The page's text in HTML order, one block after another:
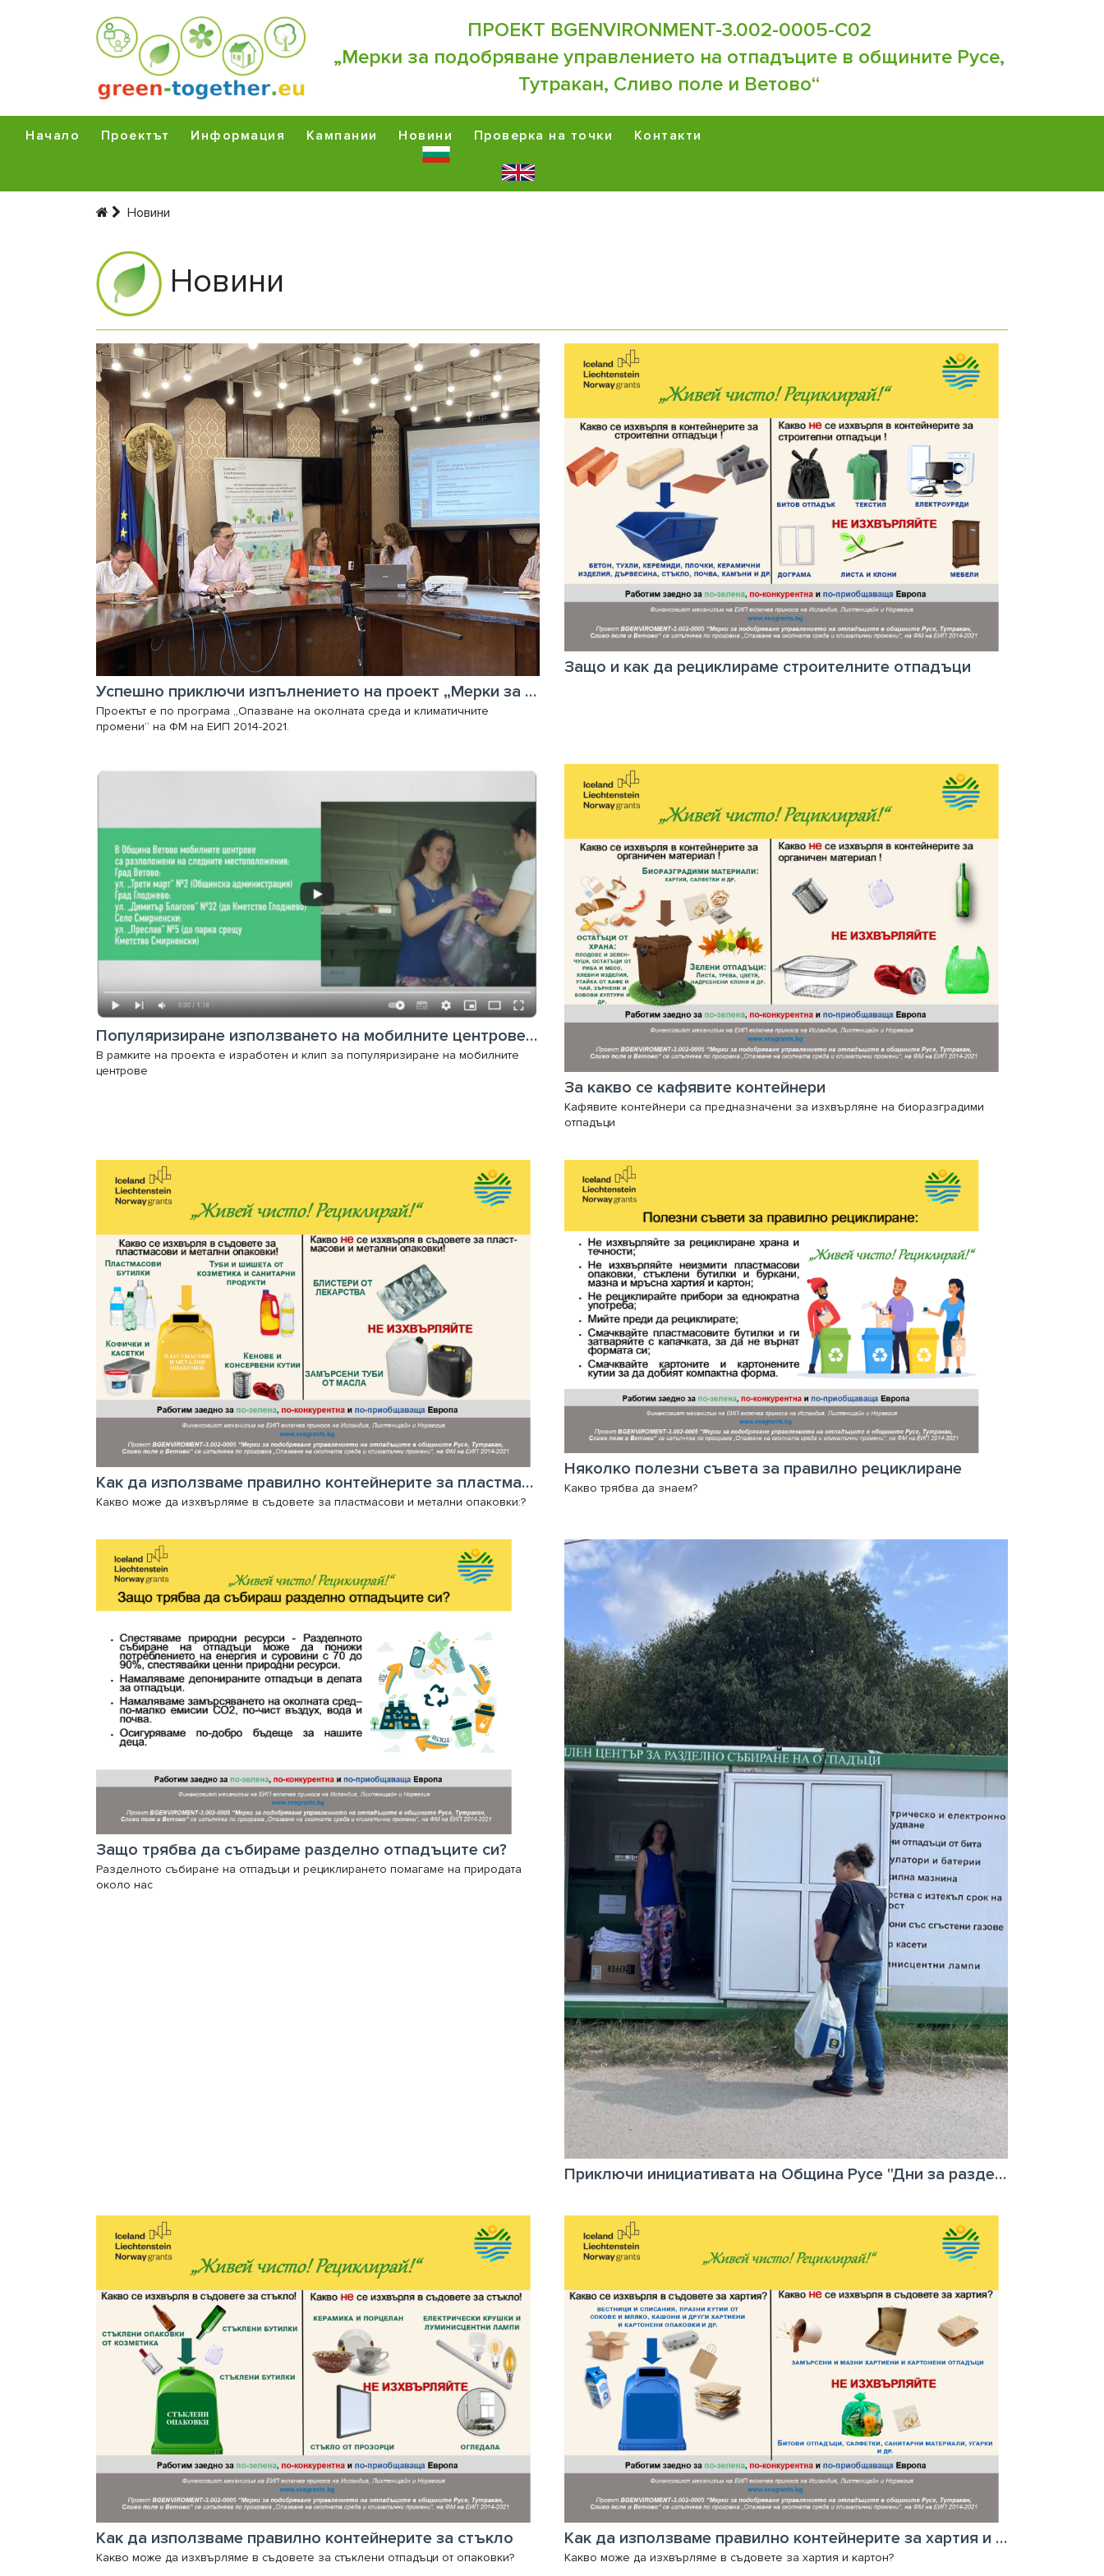
ПРОЕКТ BGENVIRONMENT-3.002-0005-C02
„Мерки за подобряване управлението на отпадъците в общините Русе,
Тутракан, Сливо поле и Ветово“
Начало Проектът Информация Кампании Новини Проверка на точки Контакти
Новини
Новини
Успешно приключи изпълнението на проект „Мерки за подобряване управлението на отпадъците в общините Русе, Тутракан, Сливо поле и Ветово“
Проектът е по програма „Опазване на околната среда и климатичните
промени“ на ФМ на ЕИП 2014-2021.
Защо и как да рециклираме строителните отпадъци
Популяризиране използването на мобилните центрове за разделно събиране на отпадъци е част от проект на Община Русе
В рамките на проекта е изработен и клип за популяризиране на мобилните
центрове
За какво се кафявите контейнери
Кафявите контейнери са предназначени за изхвърляне на биоразградими
отпадъци
Как да използваме правилно контейнерите за пластмасови и метални опаковки
Какво може да изхвърляме в съдовете за пластмасови и метални опаковки:?
Няколко полезни съвета за правилно рециклиране
Какво трябва да знаем?
Защо трябва да събираме разделно отпадъците си?
Разделното събиране на отпадъци и рециклирането помагаме на природата
около нас
Приключи инициативата на Община Русе "Дни за разделно събиране на отпадъци в администрациите"
Как да използваме правилно контейнерите за стъкло
Какво може да изхвърляме в съдовете за стъклени отпадъци от опаковки?
Как да използваме правилно контейнерите за хартия и картон?
Какво може да изхвърляме в съдовете за хартия и картон?